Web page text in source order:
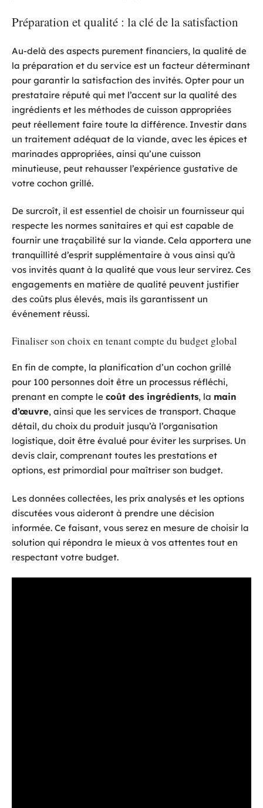
Préparation et qualité : la clé de la satisfaction
Au-delà des aspects purement financiers, la qualité de
la préparation et du service est un facteur déterminant
pour garantir la satisfaction des invités. Opter pour un
prestataire réputé qui met l’accent sur la qualité des
ingrédients et les méthodes de cuisson appropriées
peut réellement faire toute la différence. Investir dans
un traitement adéquat de la viande, avec les épices et
marinades appropriées, ainsi qu’une cuisson
minutieuse, peut rehausser l’expérience gustative de
votre cochon grillé.
De surcroît, il est essentiel de choisir un fournisseur qui
respecte les normes sanitaires et qui est capable de
fournir une traçabilité sur la viande. Cela apportera une
tranquillité d’esprit supplémentaire à vous ainsi qu’à
vos invités quant à la qualité que vous leur servirez. Ces
engagements en matière de qualité peuvent justifier
des coûts plus élevés, mais ils garantissent un
événement réussi.
Finaliser son choix en tenant compte du budget global
En fin de compte, la planification d’un cochon grillé
pour 100 personnes doit être un processus réfléchi,
prenant en compte le coût des ingrédients, la main
d’œuvre, ainsi que les services de transport. Chaque
détail, du choix du produit jusqu’à l’organisation
logistique, doit être évalué pour éviter les surprises. Un
devis clair, comprenant toutes les prestations et
options, est primordial pour maîtriser son budget.
Les données collectées, les prix analysés et les options
discutées vous aideront à prendre une décision
informée. Ce faisant, vous serez en mesure de choisir la
solution qui répondra le mieux à vos attentes tout en
respectant votre budget.